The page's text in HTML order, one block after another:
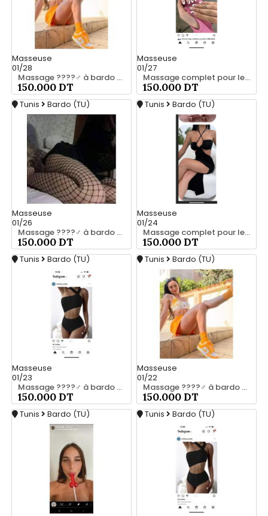
Masseuse
01/28
Massage ????‍♂️ à bardo srd 20466285
150.000 DT
Masseuse
01/27
Massage complet pour les hommes srd à bardo 55066248
150.000 DT
Tunis Bardo (TU)
Masseuse
01/26
Massage ????‍♂️ à bardo srd chez moi 20466285
150.000 DT
Tunis Bardo (TU)
Masseuse
01/24
Massage complet pour les hommes srd a bardo 55066248
150.000 DT
Tunis Bardo (TU)
Masseuse
01/23
Massage ????‍♂️ à bardo srd 55066248
150.000 DT
Tunis Bardo (TU)
Masseuse
01/22
Massage ????‍♂️ à bardo srd 20466285
150.000 DT
Tunis Bardo (TU) Tunis Bardo (TU)